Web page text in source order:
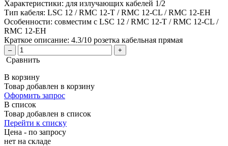
Характеристики: для излучающих кабелей 1/2
Тип кабеля: LSC 12 / RMC 12-T / RMC 12-CL / RMC 12-EH
Особенности: совместим с LSC 12 / RMC 12-T / RMC 12-CL /
RMC 12-EH
Краткое описание: 4.3/10 розетка кабельная прямая
– +
Сравнить
В корзину
Товар добавлен в корзину
Оформить запрос
В список
Товар добавлен в список
Перейти к списку
Цена - по запросу
нет на складе